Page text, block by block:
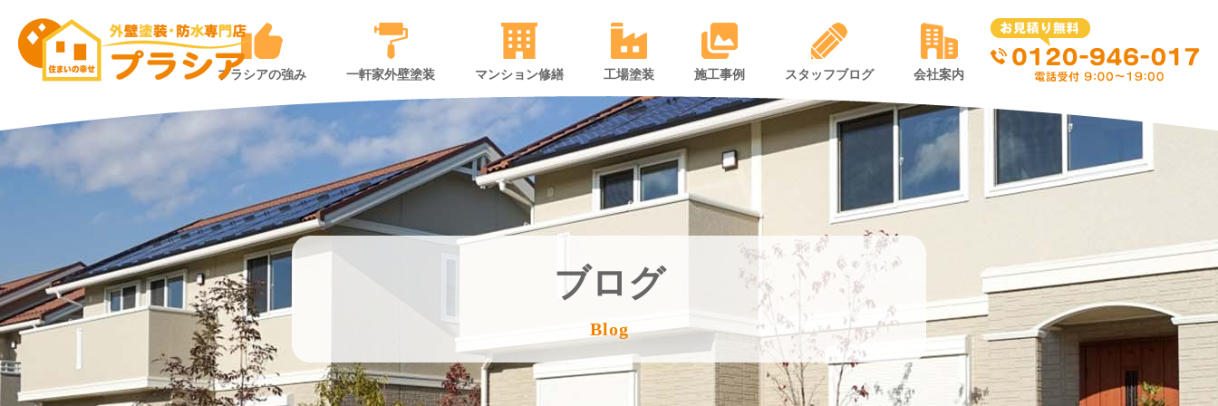
プラシアの強み 一軒家外壁塗装 マンション修繕 工場塗装 施工事例 スタッフブログ 会社案内
ブログ
Blog